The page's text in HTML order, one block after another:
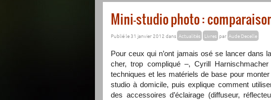
Mini-studio photo :
Publié le 31 janvier 2012 dans Actualités Livres par Aude Decelle
Pour ceux qui n’ont jamais osé se lancer dans
cher, trop compliqué –, Cyrill
techniques et les matériels de base pour
studio à domicile, puis explique comment
des accessoires d’éclairage (diffuseur,